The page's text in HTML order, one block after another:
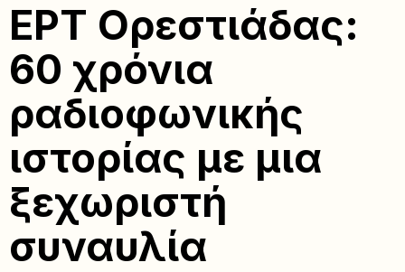
ΕΡΤ Ορεστιάδας:
60 χρόνια
ραδιοφωνικής
ιστορίας με μια
ξεχωριστή
συναυλία